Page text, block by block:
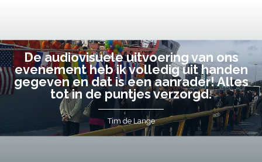
De audiovisuele uitvoering van ons
evenement heb ik volledig uit handen
gegeven en dat is een aanrader! Alles
tot in de puntjes verzorgd.
Tim de Lange